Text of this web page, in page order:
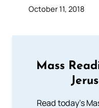
October 11, 2018
Mass
Read today's